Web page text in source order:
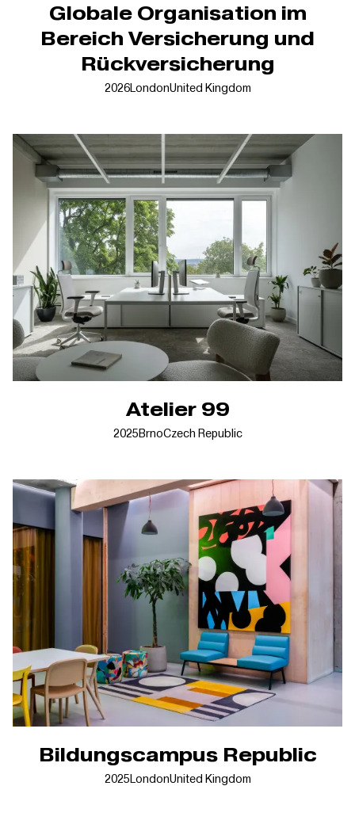
Globale Organisation im
Bereich Versicherung und
Rückversicherung
2026LondonUnited Kingdom
Atelier 99
2025BrnoCzech Republic
Bildungscampus Republic
2025LondonUnited Kingdom